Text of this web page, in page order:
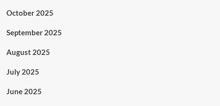
October 2025
September 2025
August 2025
July 2025
June 2025